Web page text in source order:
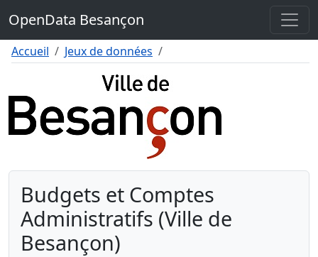
Menu
Pied de page
OpenData Besançon
Accueil Jeux de données
Budgets et Comptes
Administratifs (Ville de
Besançon)